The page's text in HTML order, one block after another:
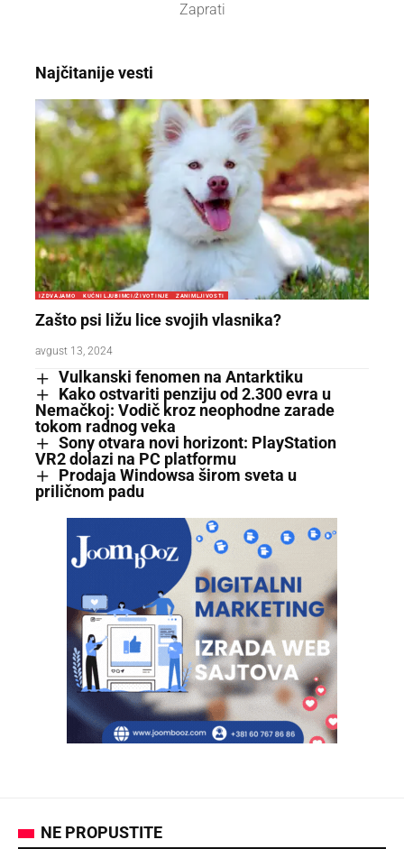
Zaprati
Najčitanije vesti
IZDVAJAMO KUĆNI LJUBIMCI/ŽIVOTINJE ZANIMLJIVOSTI
Zašto psi ližu lice svojih vlasnika?
avgust 13, 2024
Vulkanski fenomen na Antarktiku
Kako ostvariti penziju od 2.300 evra u
Nemačkoj: Vodič kroz neophodne zarade
tokom radnog veka
Sony otvara novi horizont: PlayStation
VR2 dolazi na PC platformu
Prodaja Windowsa širom sveta u
priličnom padu
NE PROPUSTITE